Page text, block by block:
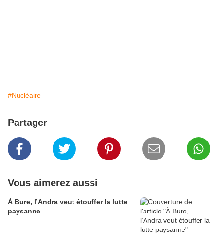
#Nucléaire
Partager
Vous aimerez aussi
À Bure, l’Andra veut étouffer la lutte
paysanne